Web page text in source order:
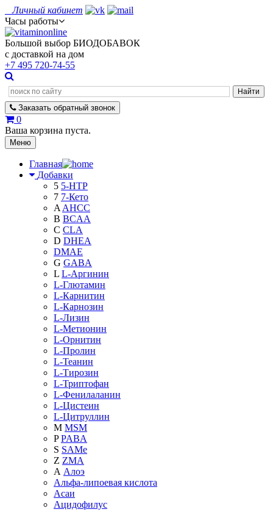
Личный кабинет
Часы работы
Большой выбор БИОДОБАВОК
с доставкой на дом
+7 495 720-74-55
Заказать обратный звонок
0
Ваша корзина пуста.
Меню
Главная
Добавки
5 5-HTP
7 7-Кето
A AHCC
B BCAA
C CLA
D DHEA
DMAE
G GABA
L L-Аргинин
L-Глютамин
L-Карнитин
L-Карнозин
L-Лизин
L-Метионин
L-Орнитин
L-Пролин
L-Теанин
L-Тирозин
L-Триптофан
L-Фенилаланин
L-Цистеин
L-Цитруллин
M MSM
P PABA
S SAMe
Z ZMA
А Алоэ
Альфа-липоевая кислота
Асаи
Ацидофилус